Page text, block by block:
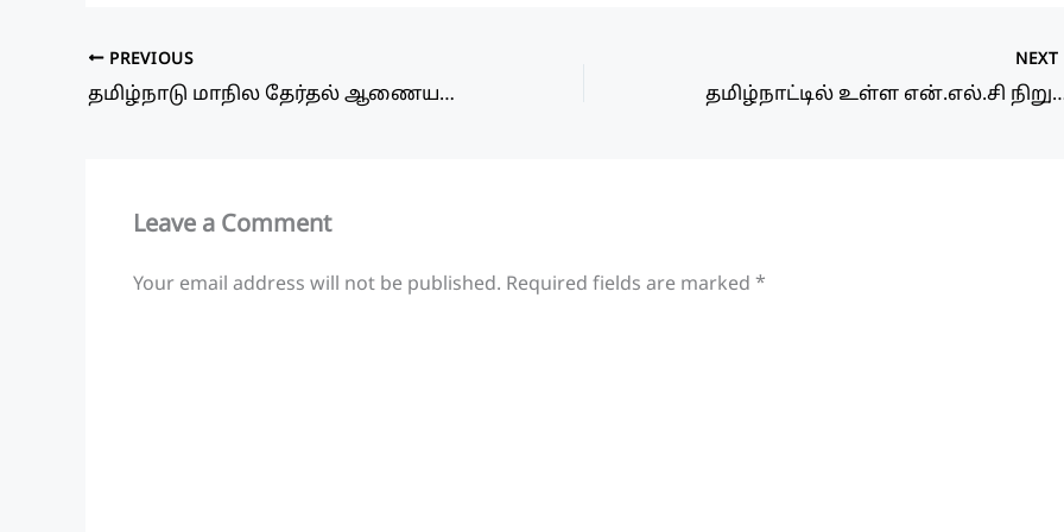
s
A
p
ra
m
b
o
PREVIOUS
தமிழ்நாடு மாநில தேர்தல் ஆணையத்தில் அலுவலக உதவியாளர், ஓட்டுநர் வேலை! தகுதி: 8ம் வகுப்பு | சம்பளம்: Rs.19,500 முதல் Rs.62,000 வரை
NEXT
தமிழ்நாட்டில் உள்ள என்.எல்.சி நிறுவனத்தில் 575
Leave a Comment
Your email address will not be published. Required fields are marked *